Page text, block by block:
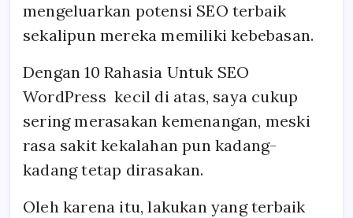
mengeluarkan potensi SEO terbaik
sekalipun mereka memiliki kebebasan.
Dengan 10 Rahasia Untuk SEO
WordPress kecil di atas, saya cukup
sering merasakan kemenangan, meski
rasa sakit kekalahan pun kadang-
kadang tetap dirasakan.
Oleh karena itu, lakukan yang terbaik